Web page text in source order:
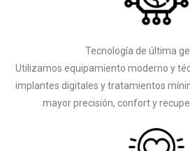
Tecnología de última
Utilizamos equipamiento moderno y
implantes digitales y tratamientos
mayor precisión, confort y